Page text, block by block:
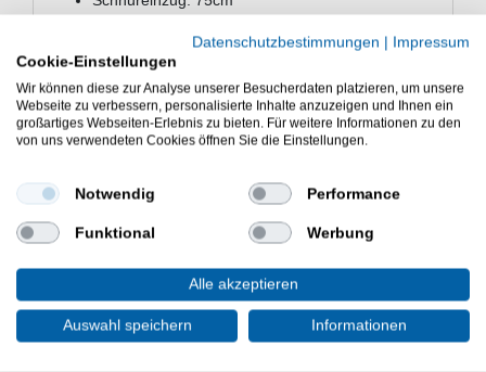
sensibles Freilaufsystem
CNC Aluminium Rautenspule
Wasser- und staubdichte Carbon Bremse
Unendliche Rücklaufsperre
CNC Kurbel
Gefederter Metallschnurclip
Die RYOBI Caspro 2500 FS Freilaufrollle ist eine gute
Wahl beim Fischen mit einer Karpfenrute. Gutes
Angelzubehör für das Ansitzangeln an Flüssen & Seen.
Datenschutzbestimmungen | Impressum
Cookie-Einstellungen
Wir können diese zur Analyse unserer Besucherdaten platzieren, um unsere
Webseite zu verbessern, personalisierte Inhalte anzuzeigen und Ihnen ein
großartiges Webseiten-Erlebnis zu bieten. Für weitere Informationen zu den
von uns verwendeten Cookies öffnen Sie die Einstellungen.
Notwendig Performance
Funktional Werbung
Alle akzeptieren
Auswahl speichern Informationen